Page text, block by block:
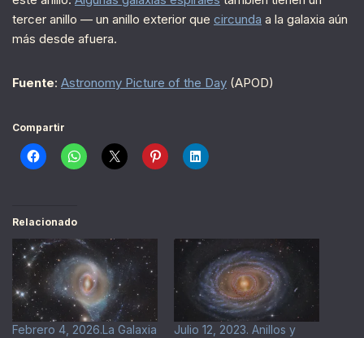
tercer anillo — un anillo exterior que circunda a la galaxia aún
más desde afuera.
Fuente: Astronomy Picture of the Day (APOD)
Compartir
Relacionado
Febrero 4, 2026.La Galaxia
Julio 12, 2023. Anillos y